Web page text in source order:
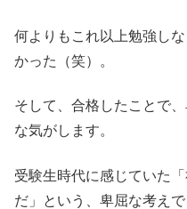
何よりもこれ以上勉強し
かった（笑）。
そして、合格したことで
な気がします。
受験生時代に感じていた
だ」という、卑屈な考え